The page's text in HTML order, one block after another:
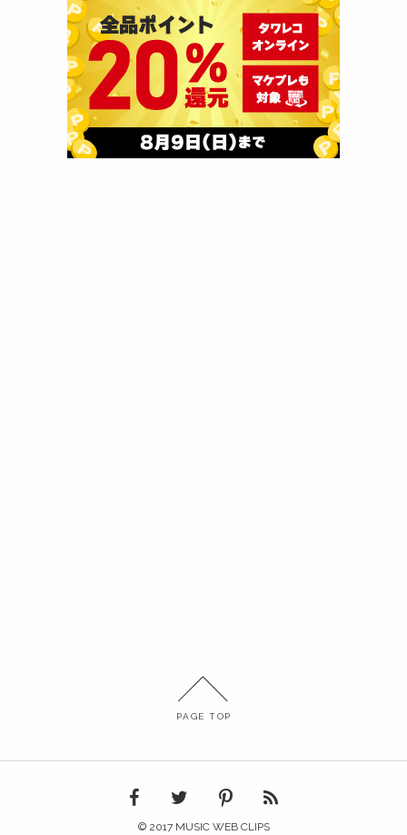
PAGE TOP
© 2017 MUSIC WEB CLIPS